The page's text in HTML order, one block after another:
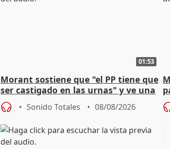
01:53
Morant sostiene que "el PP tiene que
ser castigado en las urnas" y ve una
"pulsión de cambio"
Sonido Totales 08/08/2026